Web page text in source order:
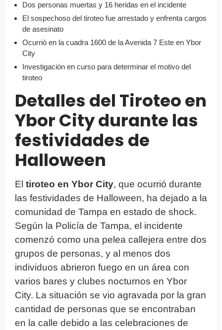
Dos personas muertas y 16 heridas en el incidente
El sospechoso del tiroteo fue arrestado y enfrenta cargos
de asesinato
Ocurrió en la cuadra 1600 de la Avenida 7 Este en Ybor
City
Investigación en curso para determinar el motivo del
tiroteo
Detalles del Tiroteo en
Ybor City durante las
festividades de
Halloween
El tiroteo en Ybor City, que ocurrió durante
las festividades de Halloween, ha dejado a la
comunidad de Tampa en estado de shock.
Según la Policía de Tampa, el incidente
comenzó como una pelea callejera entre dos
grupos de personas, y al menos dos
individuos abrieron fuego en un área con
varios bares y clubes nocturnos en Ybor
City. La situación se vio agravada por la gran
cantidad de personas que se encontraban
en la calle debido a las celebraciones de